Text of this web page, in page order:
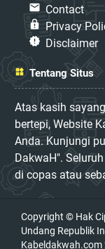
Contact
Privacy
Disclaimer
Tentang Situs
Atas kasih
bertepi, Website
Anda. Kunjungi
DakwaH".
di copas atau
Copyright © Hak
Undang Republik
Kabeldakwah.com